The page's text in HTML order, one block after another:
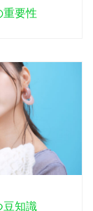
重要性
豆知識